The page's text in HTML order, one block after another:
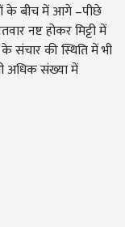
के बीच में आगे –पीछे
नष्ट होकर मिट्टी में
संचार की स्थिति में भी
अधिक संख्या में